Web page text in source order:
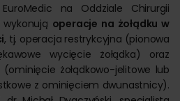
na Oddziale Chirurgii
operacje na żołądku w
, tj. operacja restrykcyjna (pionowa
wycięcie żołądka) oraz
żołądkowo-jelitowe lub
z ominięciem dwunastnicy).